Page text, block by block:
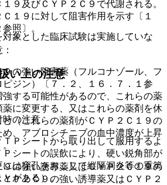
対象とした臨床試験は実施していな
い上の注意
の注意
Ｐシートから取り出して服用するよ
Ｐシートの誤飲により、硬い鋭角部が
は穿孔をおこして縦隔洞炎等の重篤
とがある）。
９及びＣＹＰ２Ｃ９で代謝される。
１９に対して阻害作用を示す〔１
照〕。
の強い阻害薬（フルコナゾール、フ
ジン）〔７．２、１６．７．１参
する可能性があるので、これらの薬
に変更する、又はこれらの薬剤を休
（これらの薬剤がＣＹＰ２Ｃ１９の
、アブロシチニブの血中濃度が上昇
の強い誘導薬又はＣＹＰ２Ｃ１９の
Ｐ２Ｃ９の強い誘導薬又はＣＹＰ２